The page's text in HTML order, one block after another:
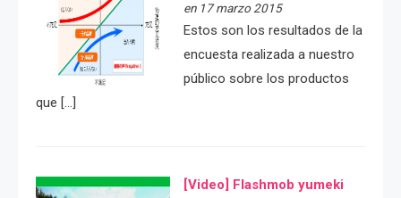
en 17 marzo 2015
Estos son los resultados de la
encuesta realizada a nuestro
público sobre los productos
que […]
[Video] Flashmob yumeki